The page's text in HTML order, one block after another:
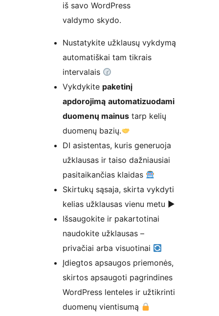
iš savo WordPress
valdymo skydo.
Nustatykite užklausų vykdymą
automatiškai tam tikrais
intervalais
Vykdykite paketinį
apdorojimą automatizuodami
duomenų mainus tarp kelių
duomenų bazių.
DI asistentas, kuris generuoja
užklausas ir taiso dažniausiai
pasitaikančias klaidas
Skirtukų sąsaja, skirta vykdyti
kelias užklausas vienu metu ▶
Išsaugokite ir pakartotinai
naudokite užklausas –
privačiai arba visuotinai
Įdiegtos apsaugos priemonės,
skirtos apsaugoti pagrindines
WordPress lenteles ir užtikrinti
duomenų vientisumą